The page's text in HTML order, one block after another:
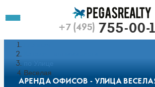
Toggle
Push
+7 (495) 755-00-
Веселая
АРЕНДА ОФИСОВ - УЛИЦА